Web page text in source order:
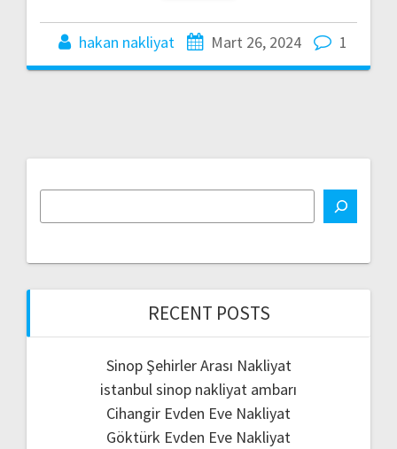
hakan nakliyat Mart 26, 2024 1
RECENT POSTS
Sinop Şehirler Arası Nakliyat
istanbul sinop nakliyat ambarı
Cihangir Evden Eve Nakliyat
Göktürk Evden Eve Nakliyat